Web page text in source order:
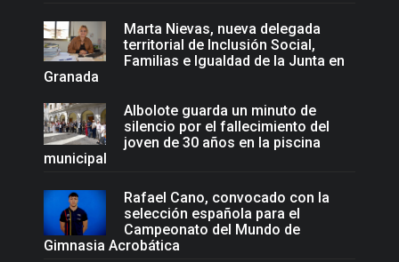
Marta Nievas, nueva delegada
territorial de Inclusión Social,
Familias e Igualdad de la Junta en
Granada
Albolote guarda un minuto de
silencio por el fallecimiento del
joven de 30 años en la piscina
municipal
Rafael Cano, convocado con la
selección española para el
Campeonato del Mundo de
Gimnasia Acrobática